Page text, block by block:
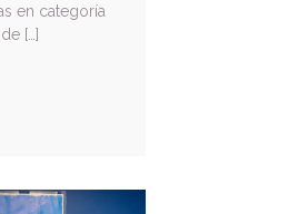
en categoría
[…]